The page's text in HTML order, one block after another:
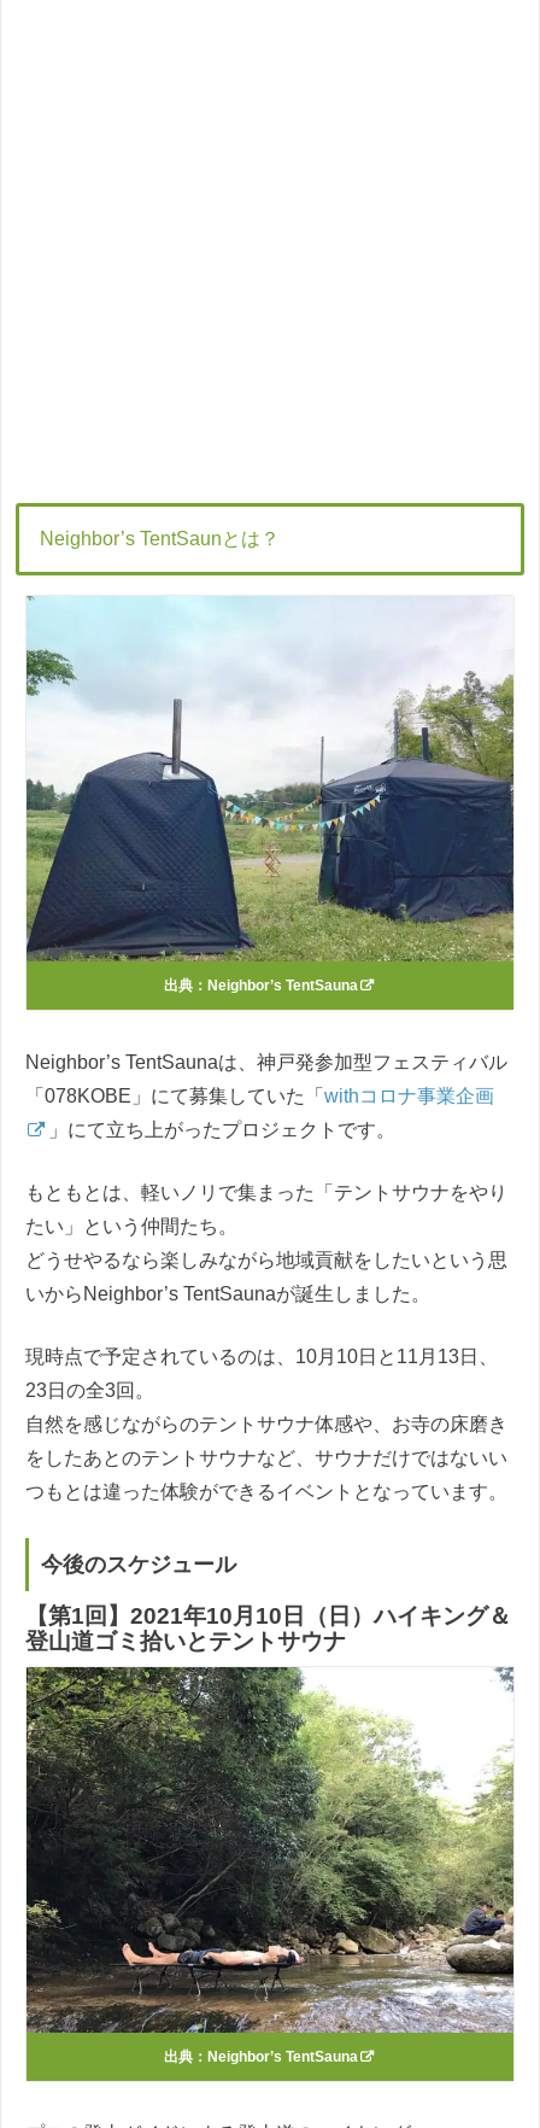
Neighbor’s TentSaunとは？
出典： Neighbor’s TentSauna
Neighbor’s TentSaunaは、神戸発参加型フェスティバル
「078KOBE」にて募集していた「 withコロナ事業企画
」にて立ち上がったプロジェクトです。
もともとは、軽いノリで集まった「テントサウナをやり
たい」という仲間たち。
どうせやるなら楽しみながら地域貢献をしたいという思
いからNeighbor’s TentSaunaが誕生しました。
現時点で予定されているのは、10月10日と11月13日、
23日の全3回。
自然を感じながらのテントサウナ体感や、お寺の床磨き
をしたあとのテントサウナなど、サウナだけではないい
つもとは違った体験ができるイベントとなっています。
今後のスケジュール
【第1回】2021年10月10日（日）ハイキング＆
登山道ゴミ拾いとテントサウナ
出典： Neighbor’s TentSauna